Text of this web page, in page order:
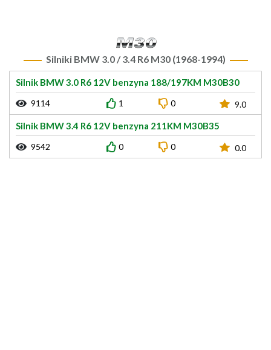
Silniki BMW 3.0 / 3.4 R6 M30 (1968-1994)
Silnik BMW 3.0 R6 12V benzyna 188/197KM M30B30
9114 1 0 9.0
Silnik BMW 3.4 R6 12V benzyna 211KM M30B35
9542 0 0 0.0